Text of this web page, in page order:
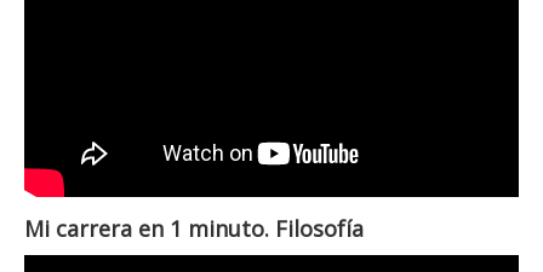
Mi carrera en 1 minuto. Filosofía